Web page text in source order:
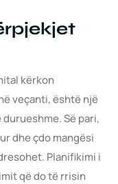
kërkon
veçanti, është një
Së pari,
dhe çdo mangësi
Planifikimi i
që do të rrisin